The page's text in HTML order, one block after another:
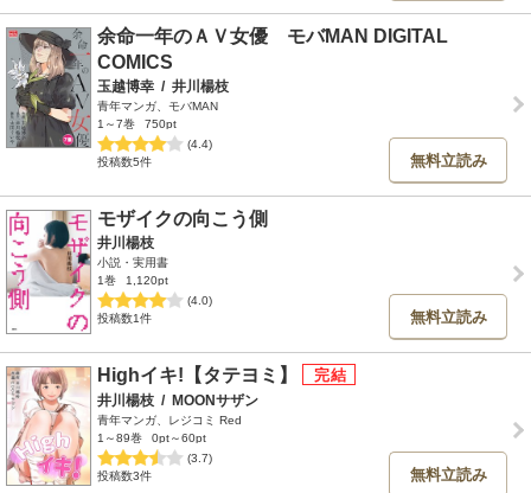
余命一年のＡＶ女優 モバMAN DIGITAL
COMICS
玉越博幸 / 井川楊枝
青年マンガ、モバMAN
1～7巻
750pt
(4.4)
投稿数5件
無料立読み
モザイクの向こう側
井川楊枝
小説・実用書
1巻
1,120pt
(4.0)
投稿数1件
無料立読み
Highイキ!【タテヨミ】
井川楊枝 / MOONサザン
青年マンガ、レジコミ Red
1～89巻
0pt～60pt
(3.7)
投稿数3件
無料立読み